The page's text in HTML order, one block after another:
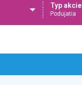
Typ akcie
Podujatia